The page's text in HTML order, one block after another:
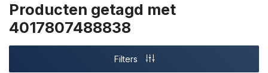
Producten getagd met
4017807488838
Filters